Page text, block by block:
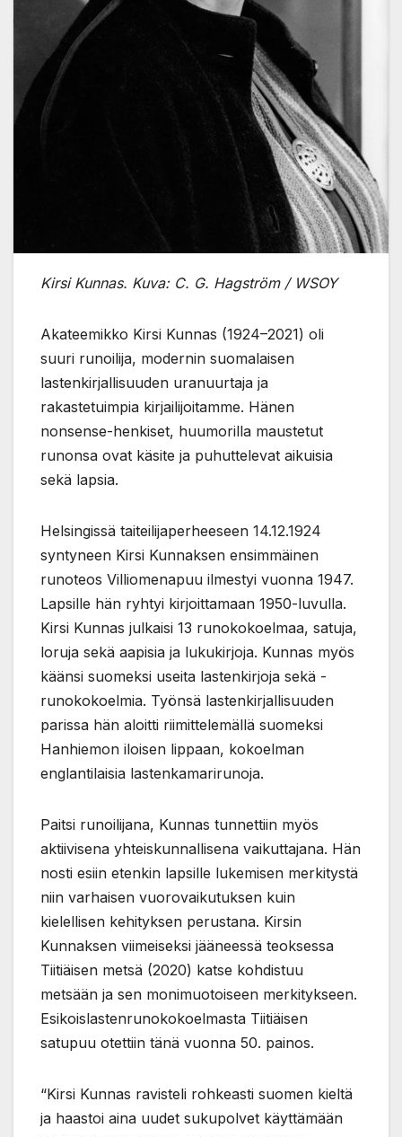
Kirsi Kunnas. Kuva: C. G. Hagström / WSOY
Akateemikko Kirsi Kunnas (1924–2021) oli
suuri runoilija, modernin suomalaisen
lastenkirjallisuuden uranuurtaja ja
rakastetuimpia kirjailijoitamme. Hänen
nonsense-henkiset, huumorilla maustetut
runonsa ovat käsite ja puhuttelevat aikuisia
sekä lapsia.
Helsingissä taiteilijaperheeseen 14.12.1924
syntyneen Kirsi Kunnaksen ensimmäinen
runoteos Villiomenapuu ilmestyi vuonna 1947.
Lapsille hän ryhtyi kirjoittamaan 1950-luvulla.
Kirsi Kunnas julkaisi 13 runokokoelmaa, satuja,
loruja sekä aapisia ja lukukirjoja. Kunnas myös
käänsi suomeksi useita lastenkirjoja sekä -
runokokoelmia. Työnsä lastenkirjallisuuden
parissa hän aloitti riimittelemällä suomeksi
Hanhiemon iloisen lippaan, kokoelman
englantilaisia lastenkamarirunoja.
Paitsi runoilijana, Kunnas tunnettiin myös
aktiivisena yhteiskunnallisena vaikuttajana. Hän
nosti esiin etenkin lapsille lukemisen merkitystä
niin varhaisen vuorovaikutuksen kuin
kielellisen kehityksen perustana. Kirsin
Kunnaksen viimeiseksi jääneessä teoksessa
Tiitiäisen metsä (2020) katse kohdistuu
metsään ja sen monimuotoiseen merkitykseen.
Esikoislastenrunokokoelmasta Tiitiäisen
satupuu otettiin tänä vuonna 50. painos.
“Kirsi Kunnas ravisteli rohkeasti suomen kieltä
ja haastoi aina uudet sukupolvet käyttämään